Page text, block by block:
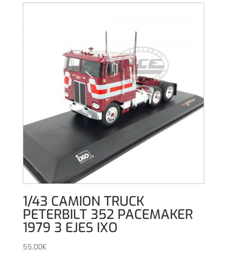
1/43 CAMION TRUCK
PETERBILT 352 PACEMAKER
1979 3 EJES IXO
55,00€